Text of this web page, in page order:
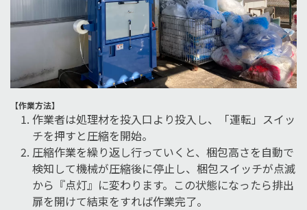
【作業方法】
作業者は処理材を投入口より投入し、「運転」スイッ
チを押すと圧縮を開始。
圧縮作業を繰り返し行っていくと、梱包高さを自動で
検知して機械が圧縮後に停止し、梱包スイッチが点滅
から『点灯』に変わります。この状態になったら排出
扉を開けて結束をすれば作業完了。